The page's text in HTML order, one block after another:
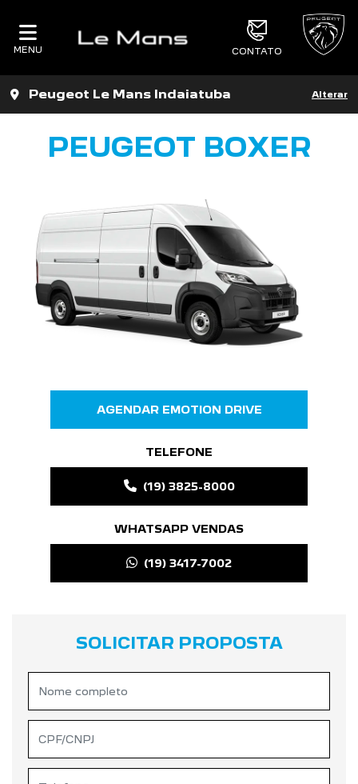
MENU CONTATO
Peugeot Le Mans Indaiatuba Alterar
SOLICITAR PROPOSTA
PEUGEOT BOXER
AGENDAR EMOTION DRIVE
TELEFONE
(19) 3825-8000
WHATSAPP VENDAS
(19) 3417-7002